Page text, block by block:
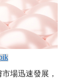
場迅速發展，